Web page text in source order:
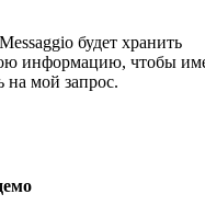
будет хранить
информацию, чтобы
на мой запрос.